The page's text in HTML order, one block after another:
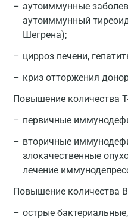
аутоиммунные
аутоиммунный
Шегрена);
цирроз печени,
криз отторжения
Повышение количества
первичные
вторичные
злокачественные
лечение
Повышение количества
острые